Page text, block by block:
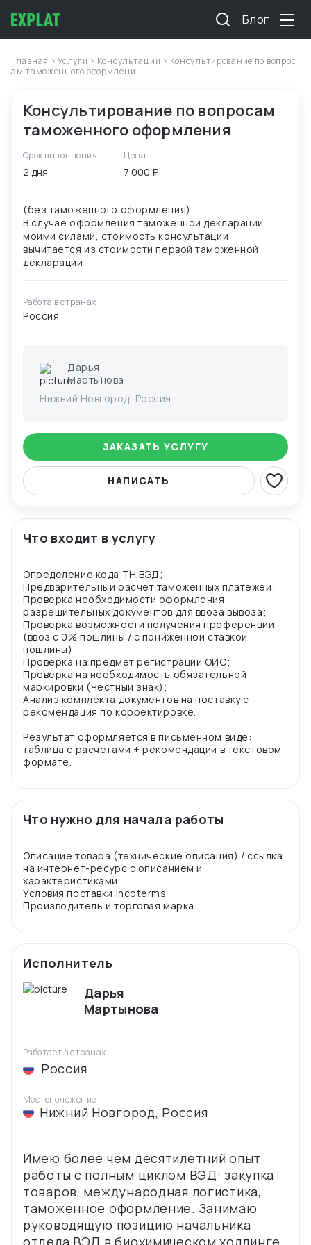
Блог
Главная >Услуги > Консультации > Консультирование по вопрос
ам таможенного оформлени...
Консультирование по вопросам
таможенного оформления
Срок выполнения
2 дня
Цена
7 000 ₽
(без таможенного оформления)
В случае оформления таможенной декларации
моими силами, стоимость консультации
вычитается из стоимости первой таможенной
Работа в странах
Россия
Дарья
Мартынова
Нижний Новгород, Россия
ЗАКАЗАТЬ УСЛУГУ
НАПИСАТЬ
Что входит в услугу
Определение кода ТН ВЭД;
Предварительный расчет таможенных платежей;
Проверка необходимости оформления
разрешительных документов для ввоза вывоза;
Проверка возможности получения преференции
(ввоз с 0% пошлины / с пониженной ставкой
пошлины);
Проверка на предмет регистрации ОИС;
Проверка на необходимость обязательной
маркировки (Честный знак);
Анализ комплекта документов на поставку с
рекомендация по корректировке.
Результат оформляется в письменном виде:
таблица с расчетами + рекомендации в текстовом
Что нужно для начала работы
Описание товара (технические описания) / ссылка
на интернет-ресурс с описанием и
характеристиками
Условия поставки Incoterms
Исполнитель
Дарья
Мартынова
Работает в странах
Россия
Местоположение
Нижний Новгород, Россия
Имею более чем десятилетний опыт
работы с полным циклом ВЭД: закупка
товаров, международная логистика,
таможенное оформление. Занимаю
руководящую позицию начальника
отдела ВЭД в биохимическом холдинге.